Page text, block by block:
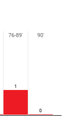
1
0
76-89' 90'